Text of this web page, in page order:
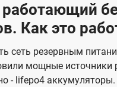
работающий
Как это
сеть резервным
мощные источники
- lifepo4